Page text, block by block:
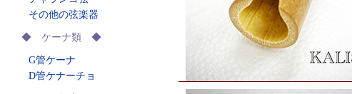
その他の弦楽器
◆ ケーナ類 ◆
G管ケーナ
D管ケナーチョ